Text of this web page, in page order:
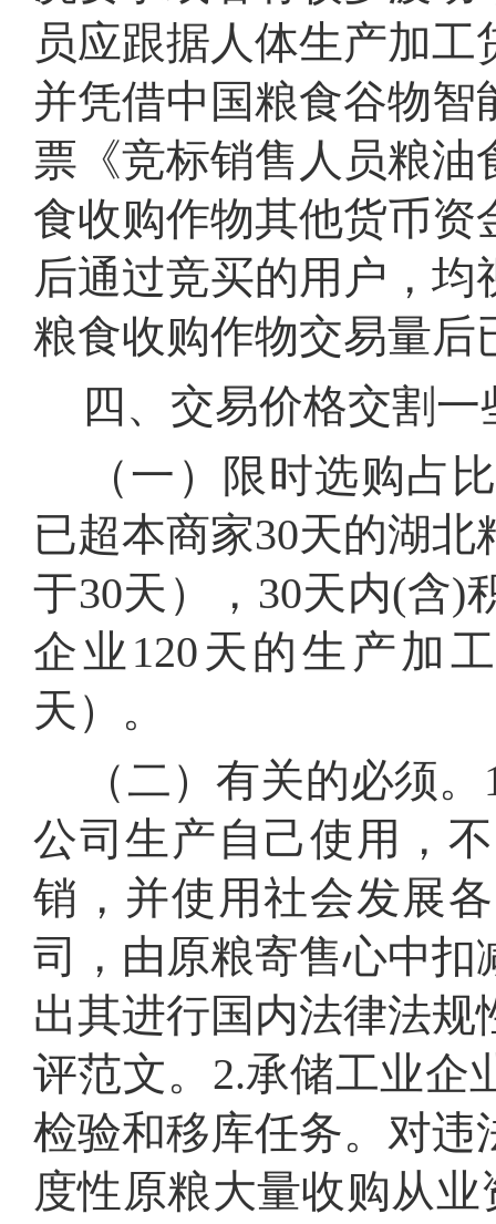
员应跟据人体生产加
并凭借中国粮食谷物
票《竞标销售人员粮
食收购作物其他货币
后通过竞买的用户，
粮食收购作物交易量后
四、交易价格交割一
（一）限时选购占
已超本商家30天的湖
于30天），30天内(含)
企业120天的生产加
天）。
（二）有关的必须
公司生产自己使用，
销，并使用社会发展
司，由原粮寄售心中扣
出其进行国内法律法
评范文。2.承储工业企
检验和移库任务。对违
度性原粮大量收购从